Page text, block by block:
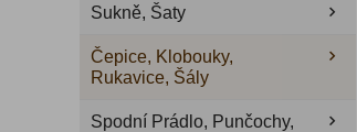
Sukně, Šaty
Čepice, Klobouky,
Rukavice, Šály
Spodní Prádlo, Punčochy,